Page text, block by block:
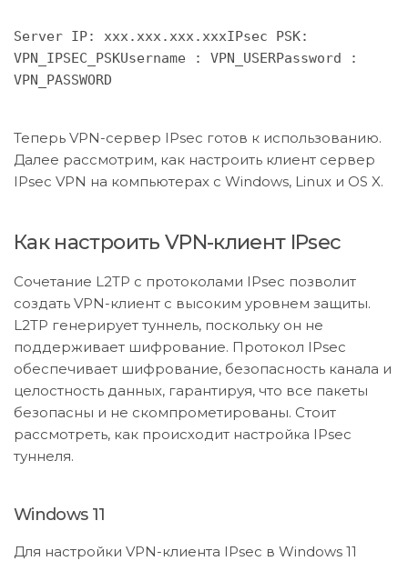
Server IP: xxx.xxx.xxx.xxxIPsec PSK:
VPN_IPSEC_PSKUsername : VPN_USERPassword :
VPN_PASSWORD
Теперь VPN-сервер IPsec готов к использованию.
Далее рассмотрим, как настроить клиент сервер
IPsec VPN на компьютерах с Windows, Linux и OS X.
Как настроить VPN-клиент IPsec
Сочетание L2TP с протоколами IPsec позволит
создать VPN-клиент с высоким уровнем защиты.
L2TP генерирует туннель, поскольку он не
поддерживает шифрование. Протокол IPsec
обеспечивает шифрование, безопасность канала и
целостность данных, гарантируя, что все пакеты
безопасны и не скомпрометированы. Стоит
рассмотреть, как происходит настройка IPsec
туннеля.
Windows 11
Для настройки VPN-клиента IPsec в Windows 11